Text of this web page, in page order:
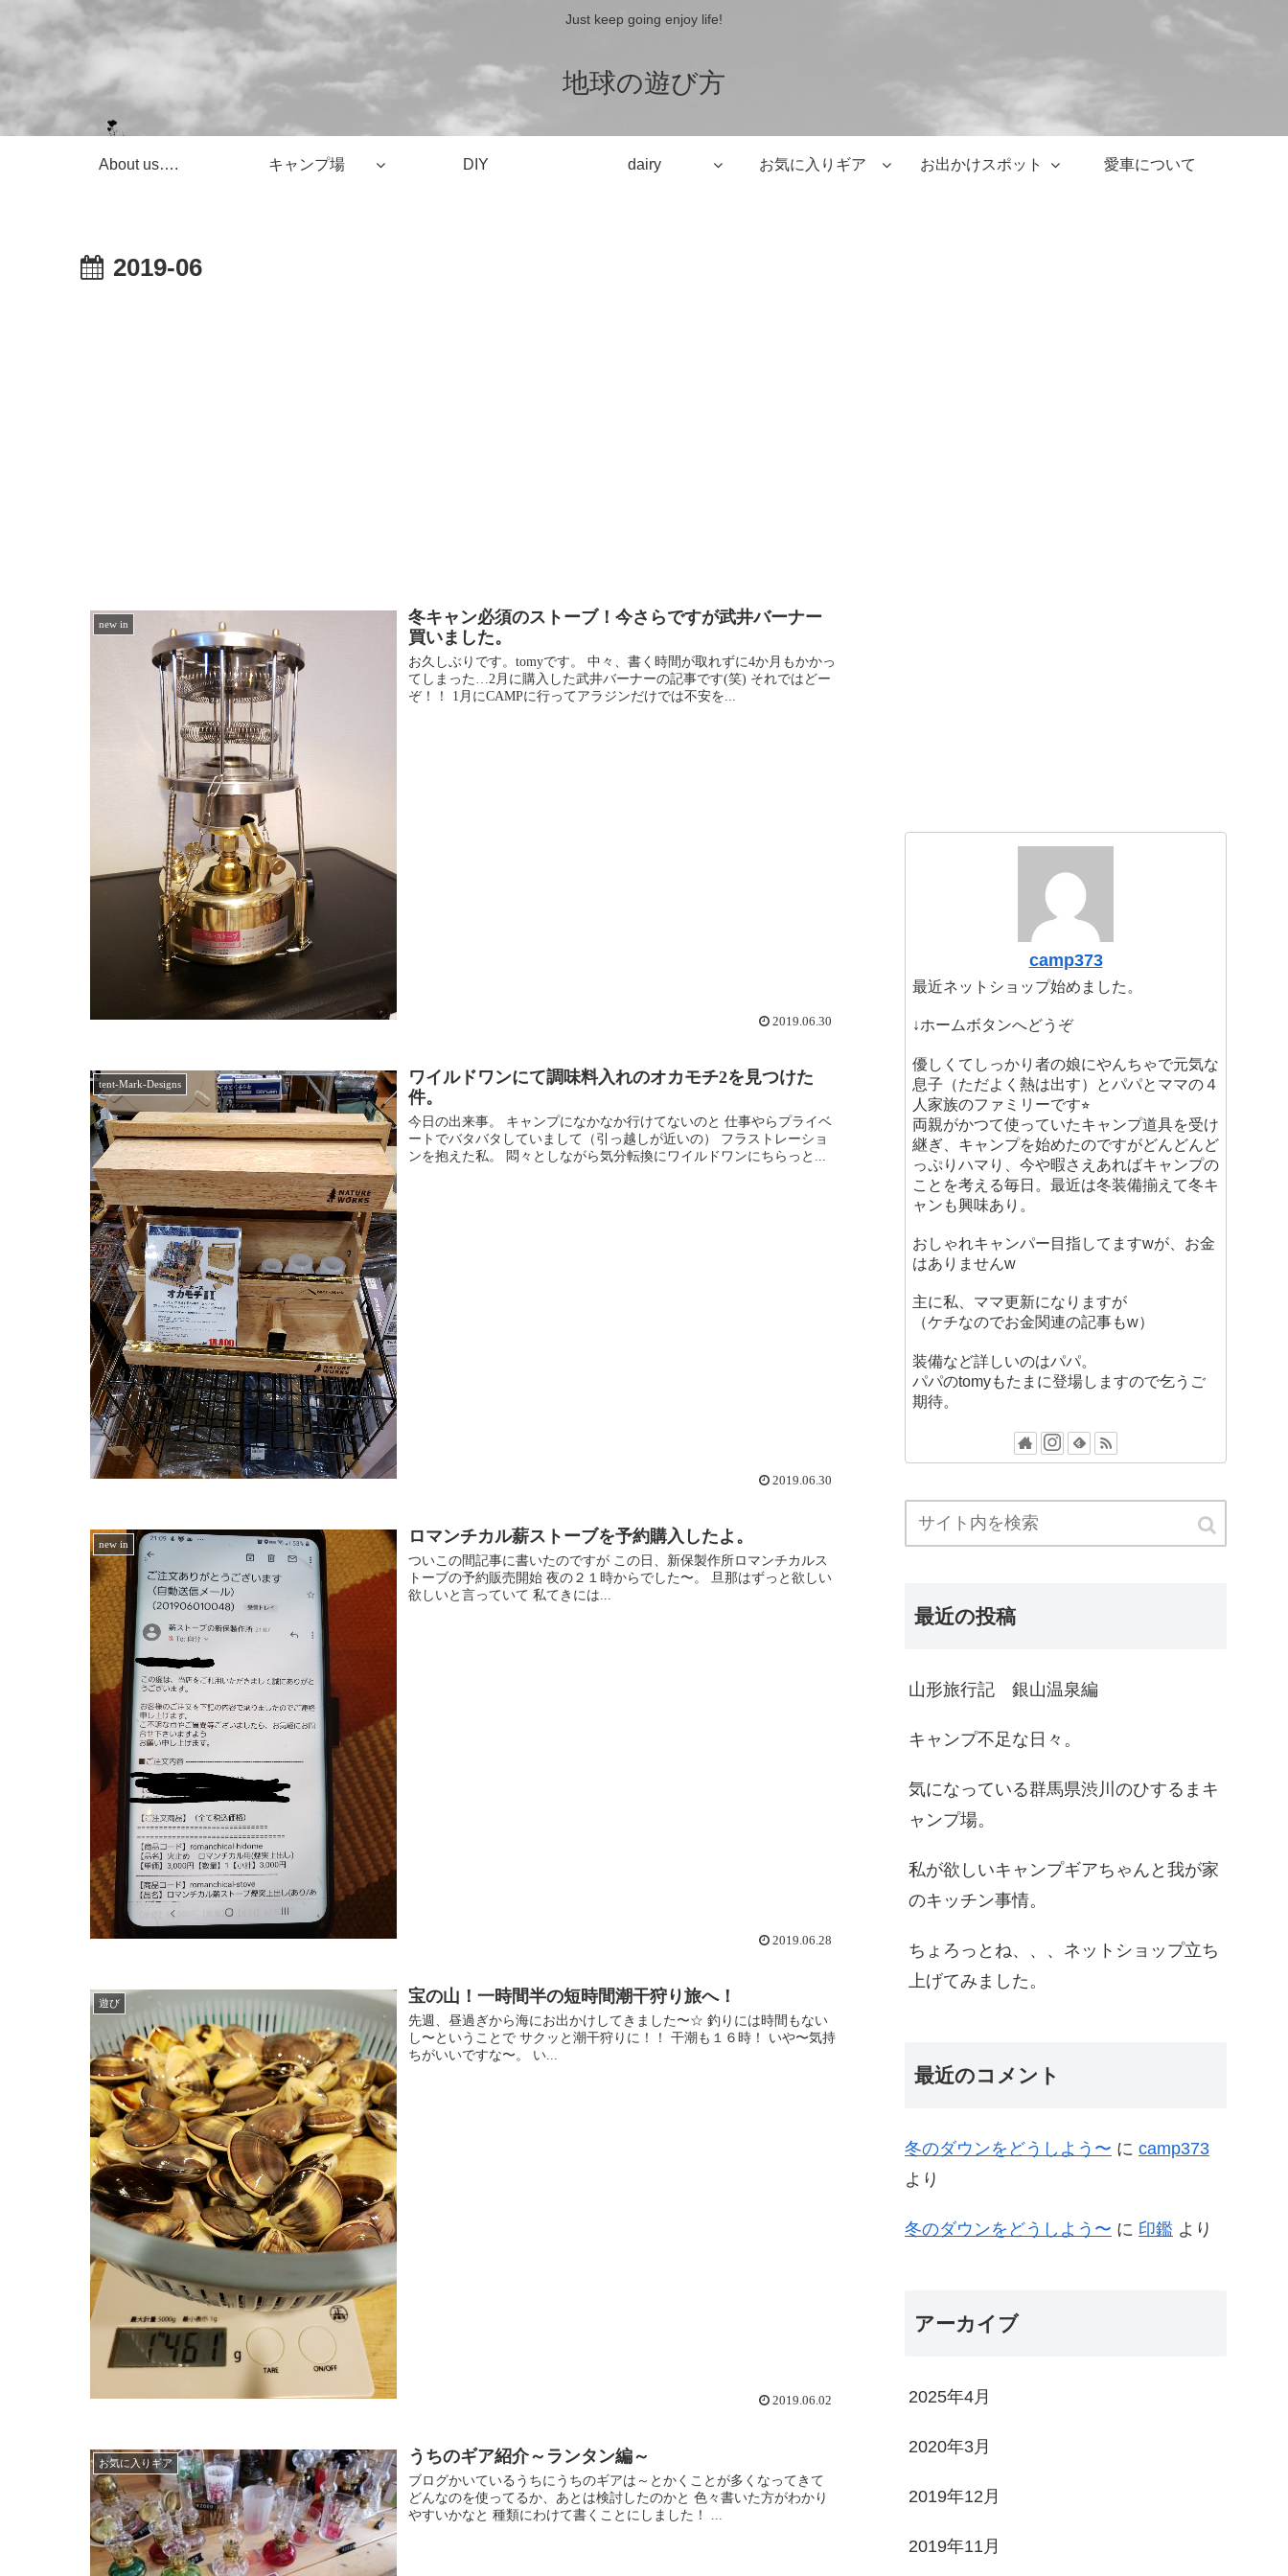
Just keep going enjoy life!
地球の遊び方
About us…. キャンプ場 DIY dairy お気に入りギア お出かけスポット 愛車について
2019-06
new in
冬キャン必須のストーブ！今さらですが武井バーナー
買いました。
お久しぶりです。tomyです。 中々、書く時間が取れずに4か月もかかっ
てしまった…2月に購入した武井バーナーの記事です(笑) それではどー
ぞ！！ 1月にCAMPに行ってアラジンだけでは不安を...
2019.06.30
tent-Mark-Designs
ワイルドワンにて調味料入れのオカモチ2を見つけた
件。
今日の出来事。 キャンプになかなか行けてないのと 仕事やらプライベ
ートでバタバタしていまして（引っ越しが近いの） フラストレーショ
ンを抱えた私。 悶々としながら気分転換にワイルドワンにちらっと...
2019.06.30
new in ロマンチカル薪ストーブを予約購入したよ。
ついこの間記事に書いたのですが この日、新保製作所ロマンチカルス
トーブの予約販売開始 夜の２１時からでした〜。 旦那はずっと欲しい
欲しいと言っていて 私てきには...
2019.06.28
遊び 宝の山！一時間半の短時間潮干狩り旅へ！
先週、昼過ぎから海にお出かけしてきました〜☆ 釣りには時間もない
し〜ということで サクッと潮干狩りに！！ 干潮も１６時！ いや〜気持
ちがいいですな〜。 い...
2019.06.02
お気に入りギア うちのギア紹介～ランタン編～
ブログかいているうちにうちのギアは～とかくことが多くなってきて
どんなのを使ってるか、あとは検討したのかと 色々書いた方がわかり
やすいかなと 種類にわけて書くことにしました！ ...
camp373
最近ネットショップ始めました。
↓ホームボタンへどうぞ
優しくてしっかり者の娘にやんちゃで元気な
息子（ただよく熱は出す）とパパとママの４
人家族のファミリーです⭐︎
両親がかつて使っていたキャンプ道具を受け
継ぎ、キャンプを始めたのですがどんどんど
っぷりハマり、今や暇さえあればキャンプの
ことを考える毎日。最近は冬装備揃えて冬キ
ャンも興味あり。
おしゃれキャンパー目指してますwが、お金
はありませんw
主に私、ママ更新になりますが
（ケチなのでお金関連の記事もw）
装備など詳しいのはパパ。
パパのtomyもたまに登場しますので乞うご
期待。
最近の投稿
山形旅行記 銀山温泉編
キャンプ不足な日々。
気になっている群馬県渋川のひするまキ
ャンプ場。
私が欲しいキャンプギアちゃんと我が家
のキッチン事情。
ちょろっとね、、、ネットショップ立ち
上げてみました。
最近のコメント
冬のダウンをどうしよう〜 に camp373
より
冬のダウンをどうしよう〜 に 印鑑 より
アーカイブ
2025年4月
2020年3月
2019年12月
2019年11月